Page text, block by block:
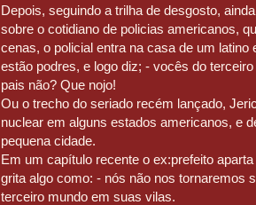
Depois, seguindo a trilha de desgosto,
sobre o cotidiano de policias americanos,
cenas, o policial entra na casa de um
estão podres, e logo diz; - vocês do
pais não? Que nojo!
Ou o trecho do seriado recém lançado,
nuclear em alguns estados americanos, e
pequena cidade.
Em um capítulo recente o ex:prefeito
grita algo como: - nós não nos tornaremos
terceiro mundo em suas vilas.